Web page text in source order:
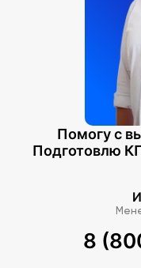
Помогу с
Подготовлю
8